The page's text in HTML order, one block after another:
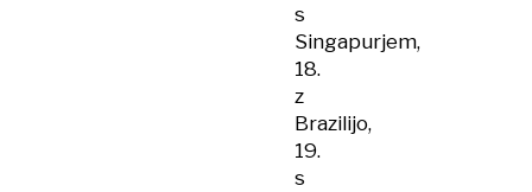
s
Singapurjem,
18.
z
Brazilijo,
19.
s